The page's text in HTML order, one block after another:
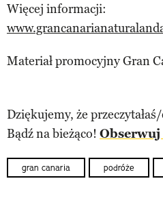
Więcej informacji:
Materiał promocyjny Gran
Dziękujemy, że
Bądź na bieżąco! Obserwuj
gran canaria podróże